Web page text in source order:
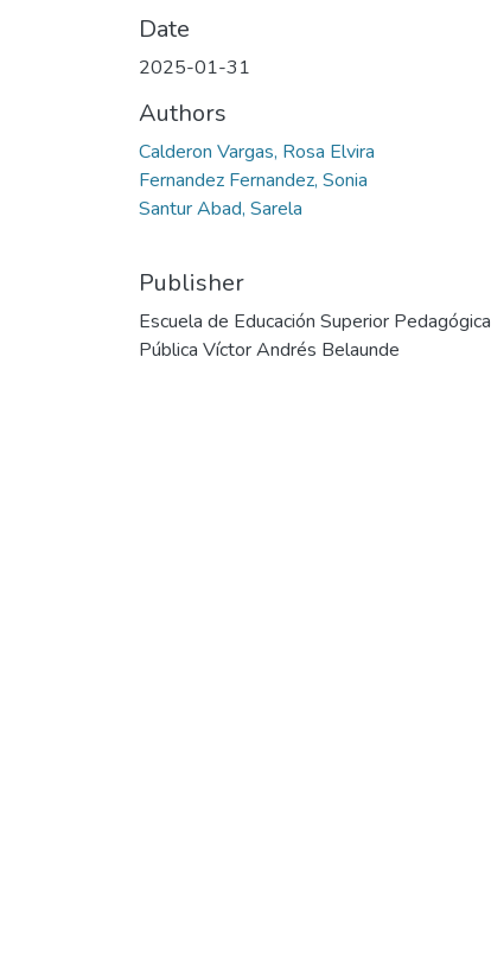
Date
2025-01-31
Authors
Calderon Vargas, Rosa Elvira
Fernandez Fernandez, Sonia
Santur Abad, Sarela
Publisher
Escuela de Educación Superior Pedagógica
Pública Víctor Andrés Belaunde